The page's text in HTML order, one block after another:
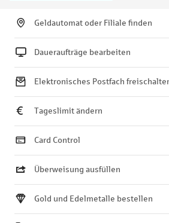
Geldautomat oder Filiale finden
Daueraufträge bearbeiten
Elektronisches Postfach
Tageslimit ändern
Card Control
Überweisung ausfüllen
Gold und Edelmetalle bestellen